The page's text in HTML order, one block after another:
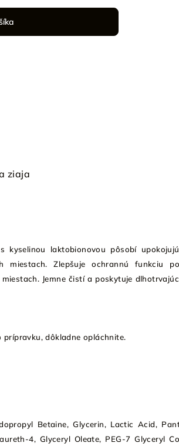
ziaja
kyselinou laktobionovou pôsobí
Zlepšuje ochrannú funkciu
Jemne čistí a poskytuje
prípravku, dôkladne opláchnite.
Betaine, Glycerin, Lactic Acid,
4, Glyceryl Oleate, PEG-7 Glyceryl